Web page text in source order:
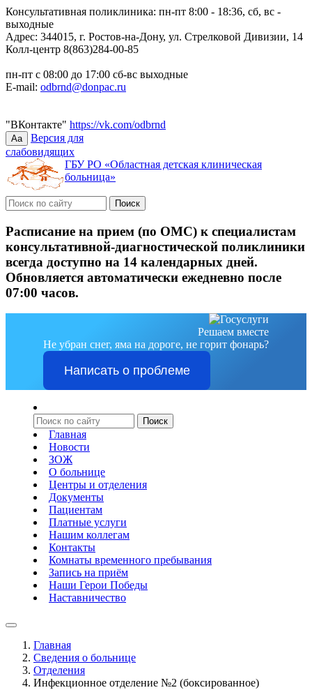
Консультативная поликлиника: пн-пт 8:00 - 18:36, сб, вс -
выходные
Адрес: 344015, г. Ростов-на-Дону, ул. Стрелковой Дивизии, 14
Колл-центр 8(863)284-00-85
пн-пт с 08:00 до 17:00 сб-вс выходные
E-mail: odbrnd@donpac.ru
"ВКонтакте" https://vk.com/odbrnd
Aa
Версия для
слабовидящих
ГБУ РО «Областная детская клиническая
больница»
Расписание на прием (по ОМС) к специалистам
консультативной-диагностической поликлиники
всегда доступно на 14 календарных дней.
Обновляется автоматически ежедневно после
07:00 часов.
Решаем вместе
Не убран снег, яма на дороге, не горит фонарь?
Написать о проблеме
Главная
Новости
ЗОЖ
О больнице
Центры и отделения
Документы
Пациентам
Платные услуги
Нашим коллегам
Контакты
Комнаты временного пребывания
Запись на приём
Наши Герои Победы
Наставничество
Главная
Сведения о больнице
Отделения
Инфекционное отделение №2 (боксированное)